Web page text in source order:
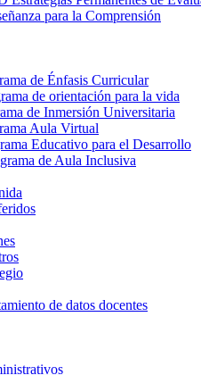
para la Comprensión
de Énfasis Curricular
de orientación para la vida
de Inmersión Universitaria
Aula Virtual
Educativo para el Desarrollo
de Aula Inclusiva
de datos docentes